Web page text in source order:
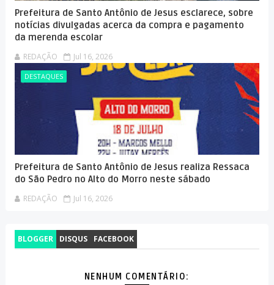
Prefeitura de Santo Antônio de Jesus esclarece, sobre
notícias divulgadas acerca da compra e pagamento
da merenda escolar
REDAÇÃO Jul 16, 2026
DESTAQUES
Prefeitura de Santo Antônio de Jesus realiza Ressaca
do São Pedro no Alto do Morro neste sábado
REDAÇÃO Jul 16, 2026
BLOGGER DISQUS FACEBOOK
NENHUM COMENTÁRIO: